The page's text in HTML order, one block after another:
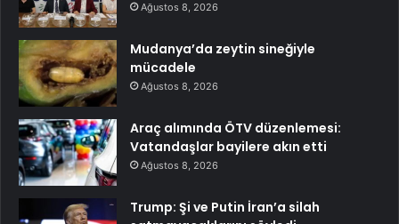
Ağustos 8, 2026
Mudanya’da zeytin sineğiyle
mücadele
Ağustos 8, 2026
Araç alımında ÖTV düzenlemesi:
Vatandaşlar bayilere akın etti
Ağustos 8, 2026
Trump: Şi ve Putin İran’a silah